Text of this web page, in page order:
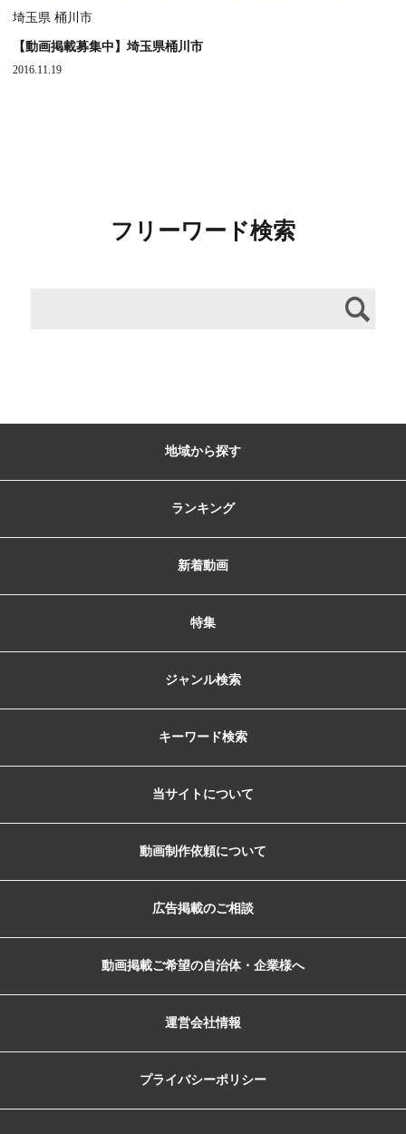
埼玉県 桶川市
【動画掲載募集中】埼玉県桶川市
2016.11.19
フリーワード検索
地域から探す
ランキング
新着動画
特集
ジャンル検索
キーワード検索
当サイトについて
動画制作依頼について
広告掲載のご相談
動画掲載ご希望の自治体・企業様へ
運営会社情報
プライバシーポリシー